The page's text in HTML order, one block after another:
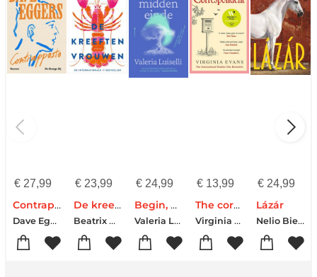
€27,99
Contrapposto
Dave Eggers
€23,99
De kreeftenvrouwen
Beatrix Gerstberger
€ 24,99
Begin, midden, einde
Valeria Luiselli
€ 13,99
The correspondent
Virginia Evans
€ 24,99
Lázár
Nelio Biedermann